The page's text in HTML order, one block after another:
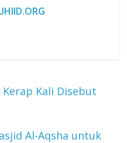
Kali Disebut
Al-Aqsha untuk